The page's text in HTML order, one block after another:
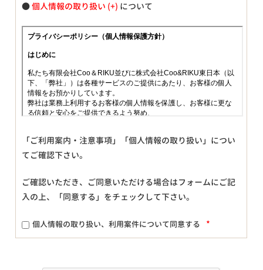
●個人情報の取り扱い について
「ご利用案内・注意事項」「個人情報の取り扱い」につい
てご確認下さい。
ご確認いただき、ご同意いただける場合はフォームにご記
入の上、「同意する」をチェックして下さい。
個人情報の取り扱い、利用案件について同意する *